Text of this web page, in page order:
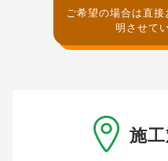
ご希望の場合は直
明させて
施